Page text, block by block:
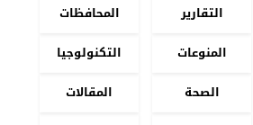
التقارير
المحافظات
المنوعات
التكنولوجيا
الصحة
المقالات